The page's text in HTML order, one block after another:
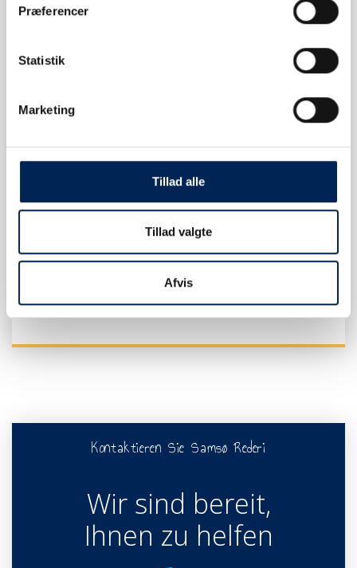
Præferencer
Statistik
Marketing
Tillad alle
Tillad valgte
Afvis
KONTAKTIERE UNS
VERKEHRSINFO
Kontaktieren Sie Samsø Rederi
Wir sind bereit,
Ihnen zu helfen​